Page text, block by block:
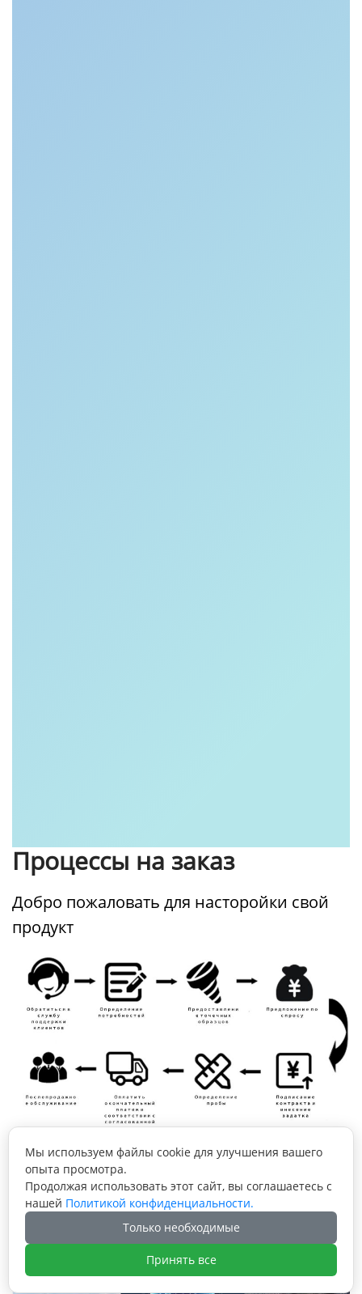
Процессы на заказ
Добро пожаловать для насторойки свой
продукт
Способ доставки
Мы используем файлы cookie для улучшения вашего
опыта просмотра.
Продолжая использовать этот сайт, вы соглашаетесь с
нашей Политикой конфиденциальности.
Только необходимые
Принять все